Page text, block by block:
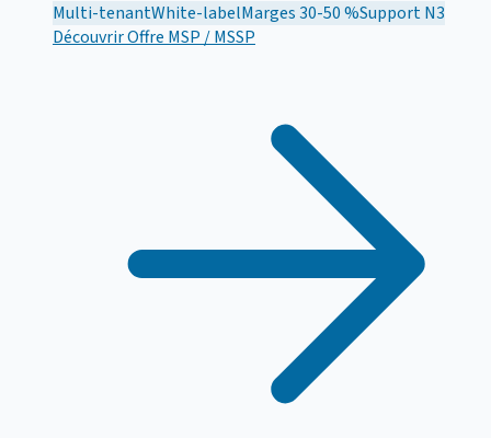
Multi-tenantWhite-labelMarges 30-50 %Support N3
DécouvrirOffre MSP / MSSP